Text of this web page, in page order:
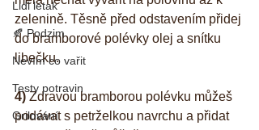
Lidl letak
🍂 Podzim
Nevím co vařit
Testy potravin
Grilování
zelenině. Těsně před odstavením přidej
do bramborové polévky olej a snítku
libečku.
4) Zdravou bramborou polévku můžeš
podávat s petrželkou navrchu a přidat